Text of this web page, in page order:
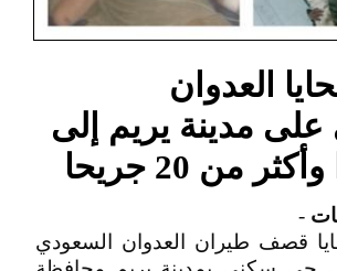
العدوان
على مدينة يريم إلى
-
قصف طيران العدوان السعودي